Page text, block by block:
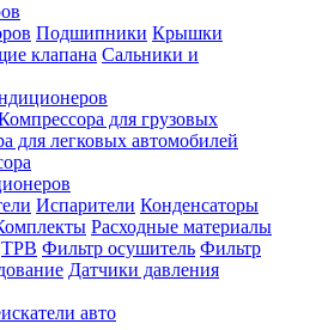
Подшипники Крышки
клапана Сальники и
для грузовых
для легковых автомобилей
Испарители Конденсаторы
Расходные материалы
ТРВ Фильтр осушитель Фильтр
Датчики давления
авто